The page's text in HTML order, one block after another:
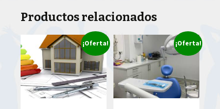
Productos relacionados
¡Oferta! ¡Oferta!